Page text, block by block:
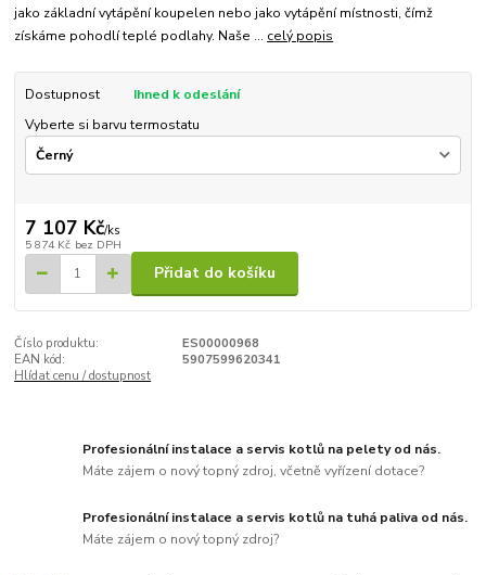
jako základní vytápění koupelen nebo jako vytápění místnosti, čímž
získáme pohodlí teplé podlahy. Naše ... celý popis
Dostupnost
Ihned k odeslání
Vyberte si barvu termostatu
7 107 Kč/ks
5 874 Kč bez DPH
Přidat do košíku
Číslo produktu:
ES00000968
EAN kód:
5907599620341
Hlídat cenu / dostupnost
Profesionální instalace a servis kotlů na pelety od nás.
Máte zájem o nový topný zdroj, včetně vyřízení dotace?
Profesionální instalace a servis kotlů na tuhá paliva od nás.
Máte zájem o nový topný zdroj?